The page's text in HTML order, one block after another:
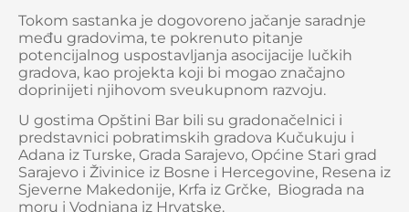
Tokom sastanka je dogovoreno jačanje saradnje
među gradovima, te pokrenuto pitanje
potencijalnog uspostavljanja asocijacije lučkih
gradova, kao projekta koji bi mogao značajno
doprinijeti njihovom sveukupnom razvoju.
U gostima Opštini Bar bili su gradonačelnici i
predstavnici pobratimskih gradova Kučukuju i
Adana iz Turske, Grada Sarajevo, Općine Stari grad
Sarajevo i Živinice iz Bosne i Hercegovine, Resena iz
Sjeverne Makedonije, Krfa iz Grčke, Biograda na
moru i Vodnjana iz Hrvatske.